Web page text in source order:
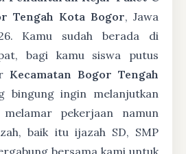
Tengah Kota Bogor, Jawa
Kamu sudah berada di
bagi kamu siswa putus
Kecamatan Bogor Tengah
bingung ingin melanjutkan
pekerjaan namun
baik itu ijazah SD, SMP
bersama kami untuk